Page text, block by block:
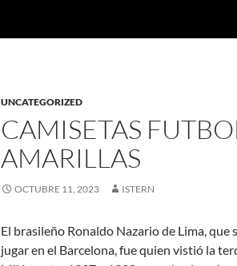
UNCATEGORIZED
CAMISETAS
AMARILLAS
OCTUBRE 11, 2023 ISTERN
El brasileño Ronaldo Nazario de Lima,
jugar en el Barcelona, fue quien vistió la